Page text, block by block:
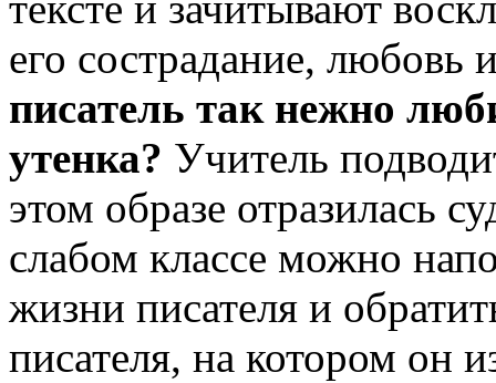
его сострадание, любовь
писатель так нежно
утенка? Учитель
этом образе отразилась
слабом классе можно
жизни писателя и
писателя, на котором он